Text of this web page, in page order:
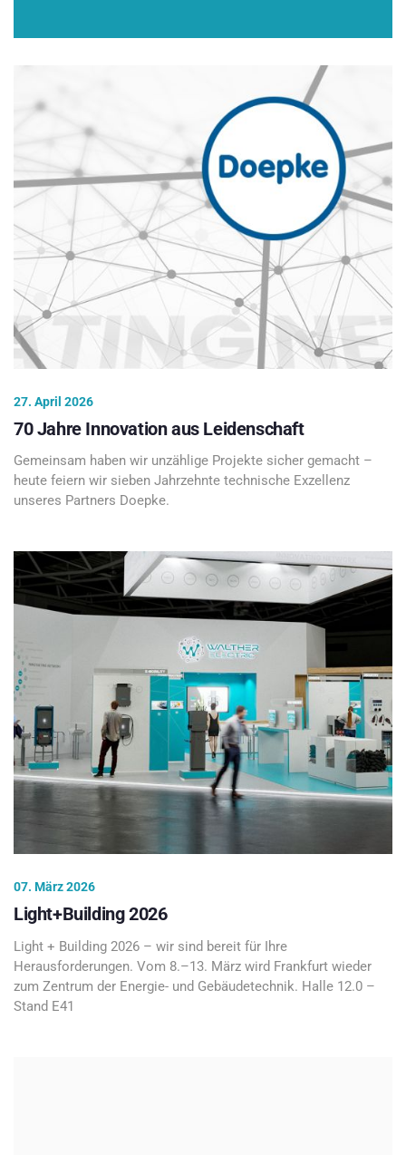
27. April 2026
70 Jahre Innovation aus Leidenschaft
Gemeinsam haben wir unzählige Projekte sicher gemacht –
heute feiern wir sieben Jahrzehnte technische Exzellenz
unseres Partners Doepke.
07. März 2026
Light+Building 2026
Light + Building 2026 – wir sind bereit für Ihre
Herausforderungen. Vom 8.–13. März wird Frankfurt wieder
zum Zentrum der Energie- und Gebäudetechnik. Halle 12.0 –
Stand E41